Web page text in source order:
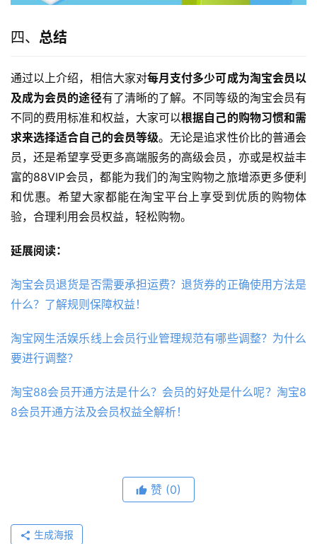
四、 总结
通过以上介绍，相信大家对每月支付多少可成为淘宝会员以
及成为会员的途径有了清晰的了解。不同等级的淘宝会员有
不同的费用标准和权益，大家可以根据自己的购物习惯和需
求来选择适合自己的会员等级。无论是追求性价比的普通会
员，还是希望享受更多高端服务的高级会员，亦或是权益丰
富的88VIP会员，都能为我们的淘宝购物之旅增添更多便利
和优惠。希望大家都能在淘宝平台上享受到优质的购物体
验，合理利用会员权益，轻松购物。
延展阅读：
淘宝会员退货是否需要承担运费？退货券的正确使用方法是
什么？了解规则保障权益！
淘宝网生活娱乐线上会员行业管理规范有哪些调整？为什么
要进行调整？
淘宝88会员开通方法是什么？会员的好处是什么呢？淘宝8
8会员开通方法及会员权益全解析！
赞 (0)
生成海报